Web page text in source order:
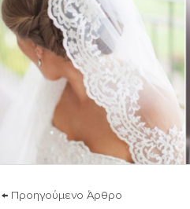
← Προηγούμενο Άρθρο